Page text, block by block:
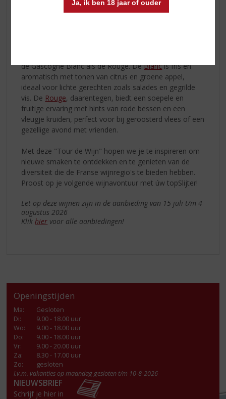
Ja, ik ben 18 jaar of ouder
Duffour Père & Fils Côtes de Gascogne
de Gascogne Blanc als de Rouge. DeBlancis fris en
aromatisch met tonen van citrus en groene appel,
ideaal voor lichte gerechten zoals salades en gegrilde
vis. De Rouge, daarentegen, biedt een soepele en
fruitige ervaring met hints van rode bessen en een
vleugje kruiden, perfect voor bij geroosterd vlees of een
gezellige avond met vrienden.
Met deze "Tour de Wijn" hopen we je te inspireren om
nieuwe smaken te ontdekken en te genieten van de
diversiteit die de Franse wijnregio's te bieden hebben.
Proost op je volgende wijnavontuur met úw topSlijter!
Let op deze wijnen zijn in de aanbieding van 15 juli t/m 4
augustus 2026
Klikhier voor alle aanbiedingen!
Openingstijden
Ma:
Gesloten
Di:
9.00 - 18.00 uur
Wo:
9.00 - 18.00 uur
Do:
9.00 - 18.00 uur
Vr:
9.00 - 20.00 uur
Za:
8.30 - 17.00 uur
Zo:
gesloten
I.v.m. vakanties op maandag gesloten t/m 10-8-2026
NIEUWSBRIEF
Schrijf je hier in